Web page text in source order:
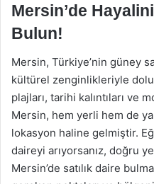
Mersin’de
Bulun!
Mersin, Türkiye’nin güney
kültürel zenginlikleriyle
plajları, tarihi kalıntıları ve
Mersin, hem yerli hem de
lokasyon haline gelmiştir.
daireyi arıyorsanız, doğru
Mersin’de satılık daire